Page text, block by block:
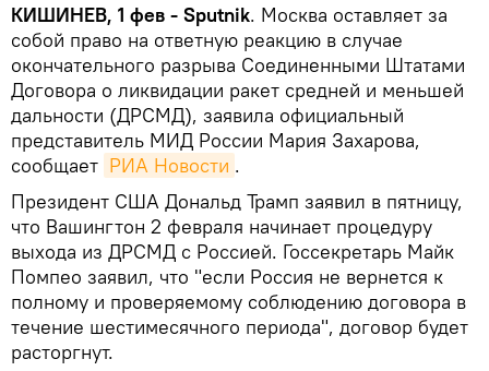
КИШИНЕВ, 1 фев - Sputnik. Москва оставляет за
собой право на ответную реакцию в случае
окончательного разрыва Соединенными Штатами
Договора о ликвидации ракет средней и меньшей
дальности (ДРСМД), заявила официальный
представитель МИД России Мария Захарова,
сообщает РИА Новости .
Президент США Дональд Трамп заявил в пятницу,
что Вашингтон 2 февраля начинает процедуру
выхода из ДРСМД с Россией. Госсекретарь Майк
Помпео заявил, что "если Россия не вернется к
полному и проверяемому соблюдению договора в
течение шестимесячного периода", договор будет
расторгнут.